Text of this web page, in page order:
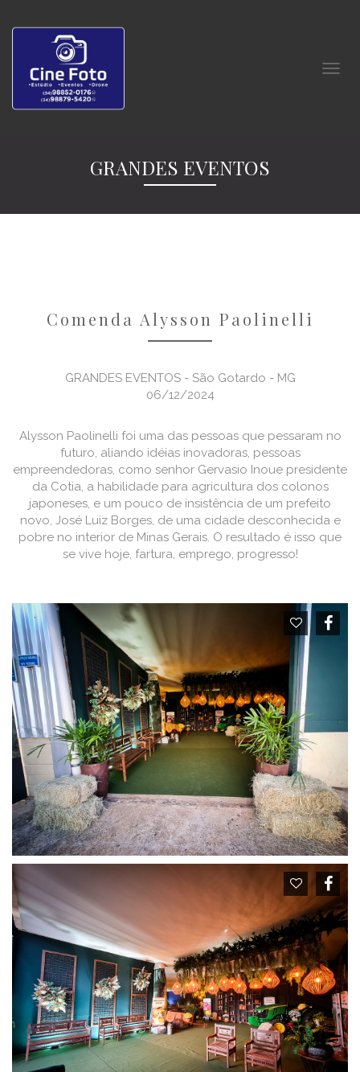
GRANDES EVENTOS
Comenda Alysson Paolinelli
GRANDES EVENTOS - São Gotardo - MG
06/12/2024
Alysson Paolinelli foi uma das pessoas que pessaram no
futuro, aliando idéias inovadoras, pessoas
empreendedoras, como senhor Gervasio Inoue presidente
da Cotia, a habilidade para agricultura dos colonos
japoneses, e um pouco de insistência de um prefeito
novo, José Luiz Borges, de uma cidade desconhecida e
pobre no interior de Minas Gerais. O resultado é isso que
se vive hoje, fartura, emprego, progresso!